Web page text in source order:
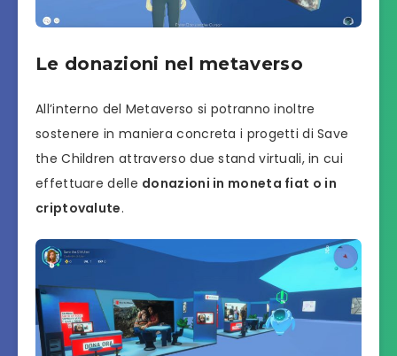
Le donazioni nel metaverso
All’interno del Metaverso si potranno inoltre
sostenere in maniera concreta i progetti di Save
the Children attraverso due stand virtuali, in cui
effettuare delle donazioni in moneta fiat o in
criptovalute.